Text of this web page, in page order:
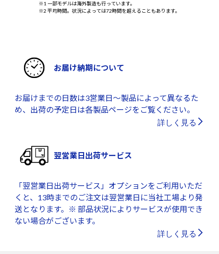
※1 一部モデルは海外製造も行っています。
※2 平均時間。状況によっては72時間を超えることもあります。
お届け納期について
お届けまでの日数は3営業日～製品によって異なるた
め、出荷の予定日は各製品ページをご覧ください。
詳しく見る
翌営業日出荷サービス
「翌営業日出荷サービス」オプションをご利用いただ
くと、13時までのご注文は翌営業日に当社工場より発
送となります。※ 部品状況によりサービスが使用でき
ない場合がございます。
詳しく見る